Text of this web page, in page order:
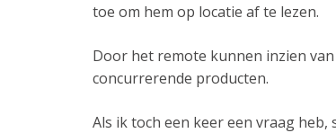
toe om hem op locatie af te lezen.
Door het remote kunnen inzien
concurrerende producten.
Als ik toch een keer een vraag